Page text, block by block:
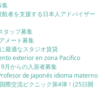
集
者を支援する日本人アドバイザー
タッフ募集
メート募集
最適なスタジオ賃貸
exterior en zona Pacifico
月からの入居者募集
de japonés idioma materno
際交流ピクニック第4弾！(25日開